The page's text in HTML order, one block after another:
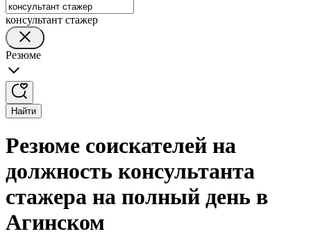
консультант стажер
Резюме
Найти
Резюме соискателей на
должность консультанта
стажера на полный день в
Агинском